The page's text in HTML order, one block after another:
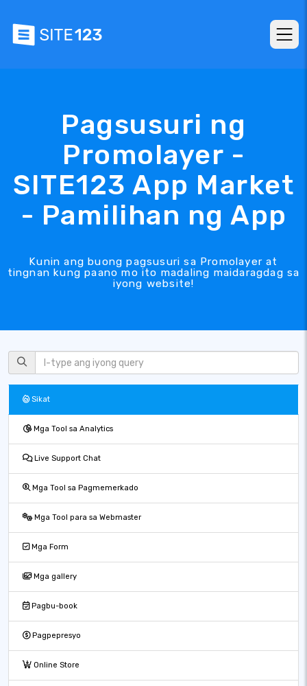
Pagsusuri ng
Promolayer -
SITE123 App Market
- Pamilihan ng App
Kunin ang buong pagsusuri sa Promolayer at
tingnan kung paano mo ito madaling maidaragdag sa
iyong website!
Sikat
Mga Tool sa Analytics
Live Support Chat
Mga Tool sa Pagmemerkado
Mga Tool para sa Webmaster
Mga Form
Mga gallery
Pagbu-book
Pagpepresyo
Online Store